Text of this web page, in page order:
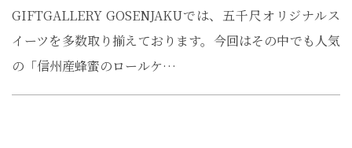
GIFTGALLERY GOSENJAKUでは、五千尺オリジナルス
イーツを多数取り揃えております。今回はその中でも人気
の「信州産蜂蜜のロールケ…